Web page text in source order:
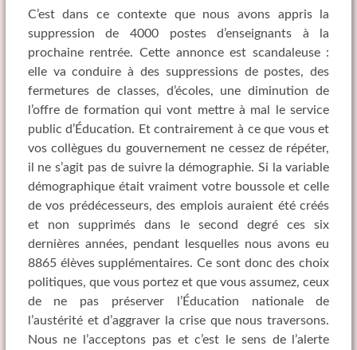
C’est dans ce contexte que nous avons appris la
suppression de 4000 postes d’enseignants à la
prochaine rentrée. Cette annonce est scandaleuse :
elle va conduire à des suppressions de postes, des
fermetures de classes, d’écoles, une diminution de
l’offre de formation qui vont mettre à mal le service
public d’Éducation. Et contrairement à ce que vous et
vos collègues du gouvernement ne cessez de répéter,
il ne s’agit pas de suivre la démographie. Si la variable
démographique était vraiment votre boussole et celle
de vos prédécesseurs, des emplois auraient été créés
et non supprimés dans le second degré ces six
dernières années, pendant lesquelles nous avons eu
8865 élèves supplémentaires. Ce sont donc des choix
politiques, que vous portez et que vous assumez, ceux
de ne pas préserver l’Éducation nationale de
l’austérité et d’aggraver la crise que nous traversons.
Nous ne l’acceptons pas et c’est le sens de l’alerte